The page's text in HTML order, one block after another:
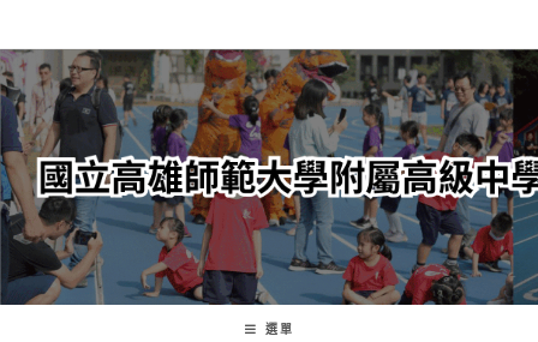
轉
至
主
內
容
選單